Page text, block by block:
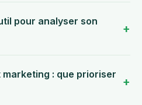
pour analyser son
: que prioriser